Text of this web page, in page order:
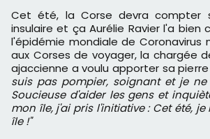
Cet été, la Corse devra compter sur son tourisme
insulaire et ça Aurélie Ravier l'a bien
l'épidémie mondiale de Coronavirus
aux Corses de voyager, la chargée
ajaccienne a voulu apporter sa
suis pas pompier, soignant et je
Soucieuse d'aider les gens et
mon île, j'ai pris l'initiative : Cet été,
île !"